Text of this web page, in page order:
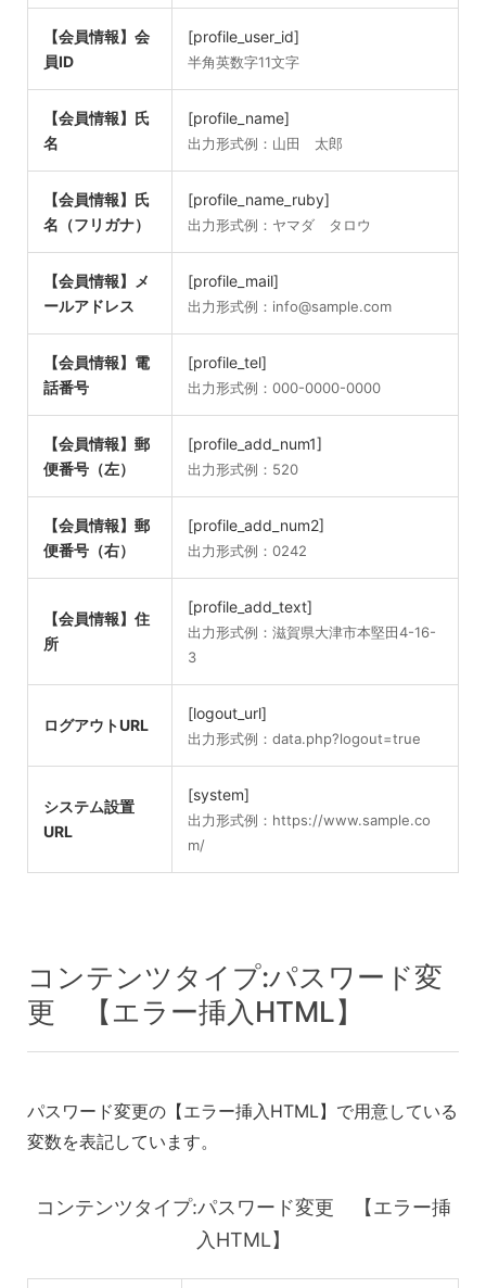
【会員情報】会
員ID
[profile_user_id]
半角英数字11文字
【会員情報】氏
名
[profile_name]
出力形式例：山田 太郎
【会員情報】氏
名（フリガナ）
[profile_name_ruby]
出力形式例：ヤマダ タロウ
【会員情報】メ
ールアドレス
[profile_mail]
出力形式例：info@sample.com
【会員情報】電
話番号
[profile_tel]
出力形式例：000-0000-0000
【会員情報】郵
便番号（左）
[profile_add_num1]
出力形式例：520
【会員情報】郵
便番号（右）
[profile_add_num2]
出力形式例：0242
【会員情報】住
所
[profile_add_text]
出力形式例：滋賀県大津市本堅田4-16-
3
ログアウトURL
[logout_url]
出力形式例：data.php?logout=true
システム設置
URL
[system]
出力形式例：https://www.sample.co
m/
コンテンツタイプ:パスワード変
更 【エラー挿入HTML】
パスワード変更の【エラー挿入HTML】で用意している
変数を表記しています。
コンテンツタイプ:パスワード変更 【エラー挿
入HTML】